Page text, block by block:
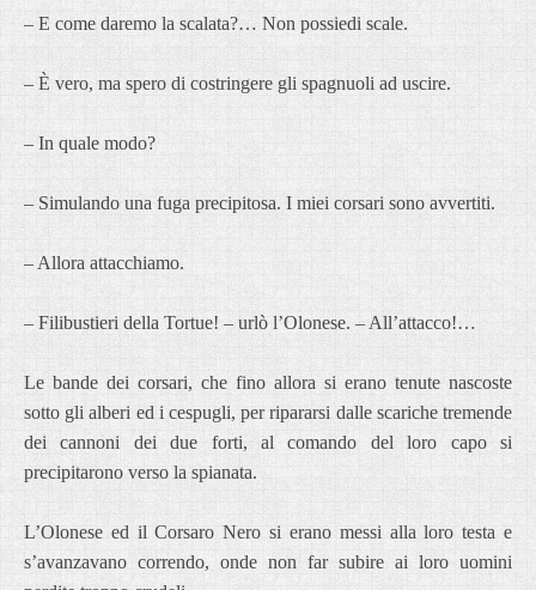
– E come daremo la scalata?… Non possiedi scale.
– È vero, ma spero di costringere gli spagnuoli ad uscire.
– In quale modo?
– Simulando una fuga precipitosa. I miei corsari sono avvertiti.
– Allora attacchiamo.
– Filibustieri della Tortue! – urlò l’Olonese. – All’attacco!…
Le bande dei corsari, che fino allora si erano tenute nascoste
sotto gli alberi ed i cespugli, per ripararsi dalle scariche tremende
dei cannoni dei due forti, al comando del loro capo si
precipitarono verso la spianata.
L’Olonese ed il Corsaro Nero si erano messi alla loro testa e
s’avanzavano correndo, onde non far subire ai loro uomini